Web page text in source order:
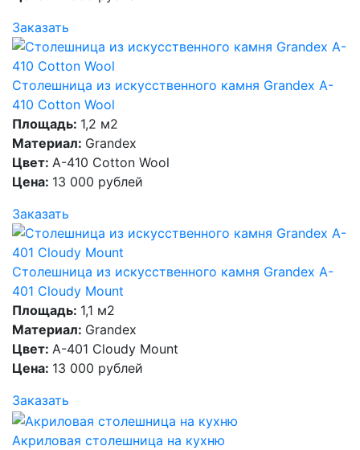
Заказать
Столешница из искусственного камня Grandex A-
410 Cotton Wool
Площадь: 1,2 м2
Материал: Grandex
Цвет: A-410 Cotton Wool
Цена: 13 000 рублей
Заказать
Столешница из искусственного камня Grandex A-
401 Cloudy Mount
Площадь: 1,1 м2
Материал: Grandex
Цвет: A-401 Cloudy Mount
Цена: 13 000 рублей
Заказать
Акриловая столешница на кухню